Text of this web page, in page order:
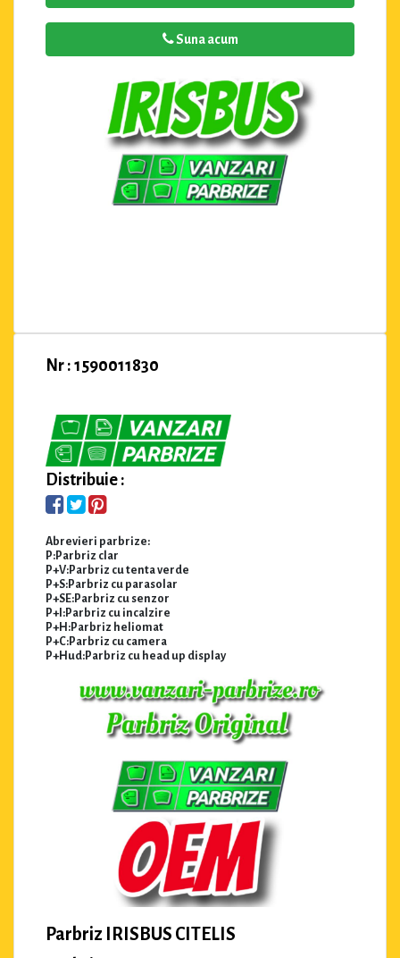
Suna acum
Nr : 1590011830
Distribuie :
Abrevieri parbrize:
P:Parbriz clar
P+V:Parbriz cu tenta verde
P+S:Parbriz cu parasolar
P+SE:Parbriz cu senzor
P+I:Parbriz cu incalzire
P+H:Parbriz heliomat
P+C:Parbriz cu camera
P+Hud:Parbriz cu head up display
Parbriz IRISBUS CITELIS